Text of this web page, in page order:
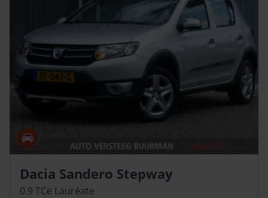
Dacia Sandero Stepway
0.9 TCe Lauréate